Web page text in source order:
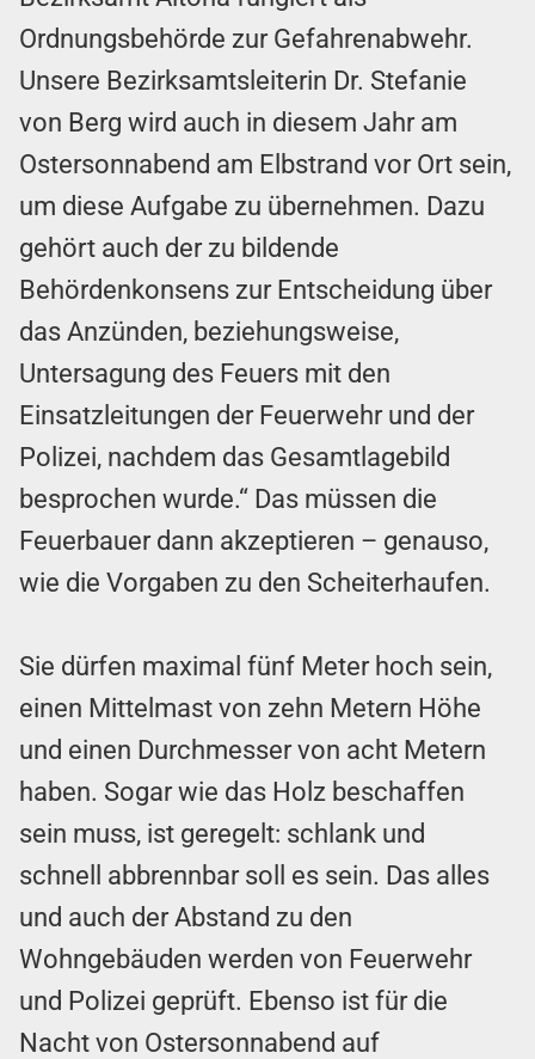
Ordnungsbehörde zur Gefahrenabwehr.
Unsere Bezirksamtsleiterin Dr. Stefanie
von Berg wird auch in diesem Jahr am
Ostersonnabend am Elbstrand vor Ort sein,
um diese Aufgabe zu übernehmen. Dazu
gehört auch der zu bildende
Behördenkonsens zur Entscheidung über
das Anzünden, beziehungsweise,
Untersagung des Feuers mit den
Einsatzleitungen der Feuerwehr und der
Polizei, nachdem das Gesamtlagebild
besprochen wurde.“ Das müssen die
Feuerbauer dann akzeptieren – genauso,
wie die Vorgaben zu den Scheiterhaufen.
Sie dürfen maximal fünf Meter hoch sein,
einen Mittelmast von zehn Metern Höhe
und einen Durchmesser von acht Metern
haben. Sogar wie das Holz beschaffen
sein muss, ist geregelt: schlank und
schnell abbrennbar soll es sein. Das alles
und auch der Abstand zu den
Wohngebäuden werden von Feuerwehr
und Polizei geprüft. Ebenso ist für die
Nacht von Ostersonnabend auf